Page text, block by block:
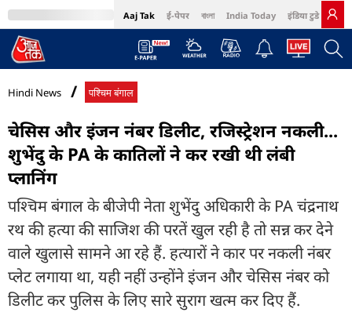
Aaj Tak ई-पेपर বাংলা India Today इंडिया टुडे हिंदी
MumbaiTak Cosmopolitan Harper's Bazaar Northeast
Hindi News पश्चिम बंगाल
चेसिस और इंजन नंबर डिलीट, रजिस्ट्रेशन नकली...
शुभेंदु के PA के कातिलों ने कर रखी थी लंबी
प्लानिंग
पश्चिम बंगाल के बीजेपी नेता शुभेंदु अधिकारी के PA चंद्रनाथ
रथ की हत्या की साजिश की परतें खुल रही है तो सन्न कर देने
वाले खुलासे सामने आ रहे हैं. हत्यारों ने कार पर नकली नंबर
प्लेट लगाया था, यही नहीं उन्होंने इंजन और चेसिस नंबर को
डिलीट कर पुलिस के लिए सारे सुराग खत्म कर दिए हैं.